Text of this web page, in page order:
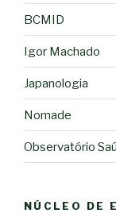
BCMID
Igor Machado
Japanologia
Nomade
Observatório
NÚCLEO DE